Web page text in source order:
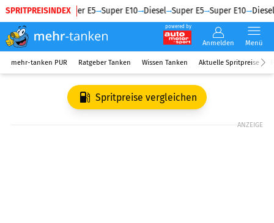
SPRITPREISINDEX
Diesel Super E5 Super E10 Diesel Super E5 Super E10 Diesel
powered by
Anmelden Menü
mehr-tanken PUR Ratgeber Tanken Wissen Tanken Aktuelle Spritpreise
Spritpreise vergleichen
ANZEIGE